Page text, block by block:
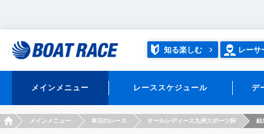
知る楽しむ レーサ
メインメニュー レーススケジュール デ
HOMEメインメニュー 本日のレース オールレディース九州スポーツ杯 結